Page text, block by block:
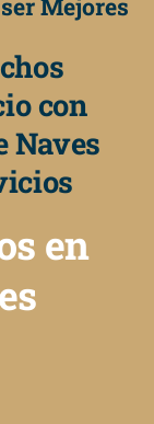
Mejores
con
Naves
en